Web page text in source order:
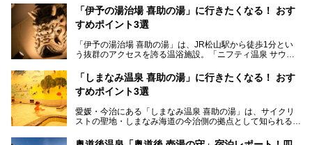
「伊予の湯治場 喜助の湯」に行きたくなる！ おす
すめポイント3選
「伊予の湯治場 喜助の湯」は、JR松山駅から徒歩1分とい
う抜群のアクセスを誇る温浴施設。「ニフティ温泉 サウナ
ナーが訪れる人気スポットです。天然温泉・サウナ・岩盤
浴・食事・宿泊まで“癒しのすべて”がそろう人気施設の中で
も、特におすすめしたい3つのポイントについて厳選してお
「しまなみ温泉 喜助の湯」に行きたくなる！ おす
すめポイント3選
愛媛・今治にある「しまなみ温泉 喜助の湯」は、サイクリ
ストの聖地・しまなみ海道の今治側の拠点として知られる人
ばれていて、自転車ロッカーや工具、給水サービスなど、旅